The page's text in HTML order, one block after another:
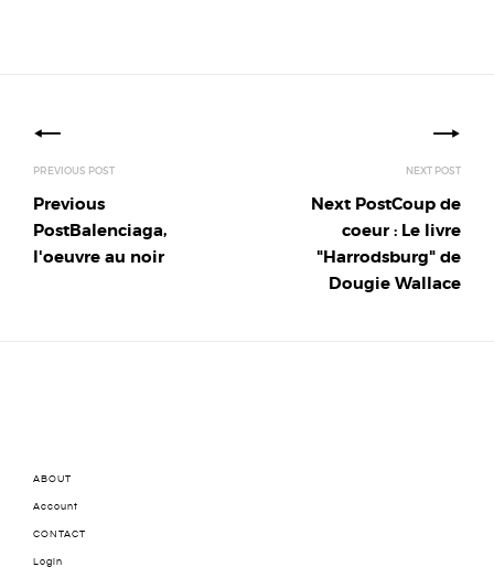
navigation
Previous
PostBalenciaga,
l'oeuvre au noir
Next PostCoup de
coeur : Le livre
"Harrodsburg" de
Dougie Wallace
ABOUT
Account
CONTACT
Login